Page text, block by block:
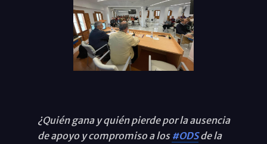
¿Quién gana y quién pierde por la ausencia
de apoyo y compromiso a los #ODSde la